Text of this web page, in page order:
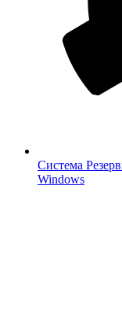
Система
Windows